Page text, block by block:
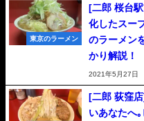
東京のラーメン
[二郎 桜台
化したスー
のラーメン
かり解説！
2021年5月27日
[二郎 荻窪
いあなたへ